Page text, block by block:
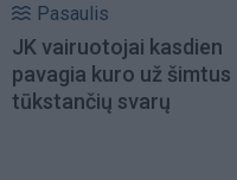
Pasaulis
JK vairuotojai kasdien
pavagia kuro už šimtus
tūkstančių svarų